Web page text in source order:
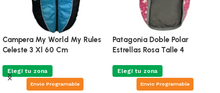
Patagonia Corderito Rayas
Rosa Talle 1
Elegí tu zona
Envio Programable
Buzo Para Perros Simfor
Fucsia Talle 5
Elegí tu zona
Envio Programable